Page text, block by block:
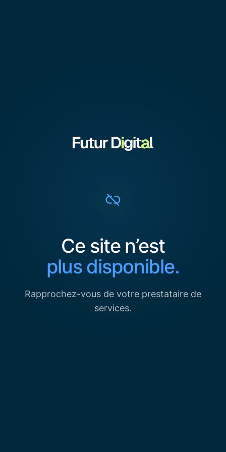
Ce site n’est
plus disponible.
Rapprochez-vous de votre prestataire de
services.